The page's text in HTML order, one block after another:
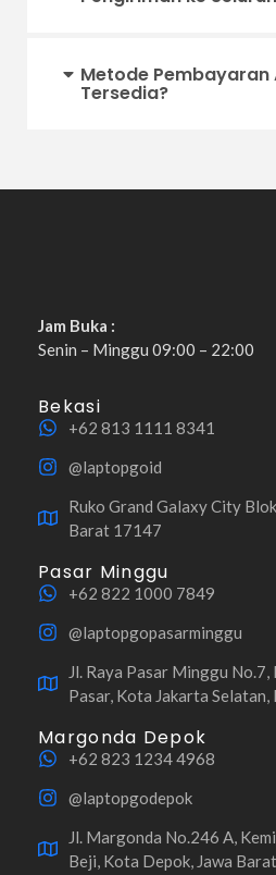
Metode Pembayaran
Tersedia?
Jam Buka :
Senin – Minggu 09:00 – 22:00
Bekasi
+62 813 1111 8341
@laptopgoid
Ruko Grand Galaxy City
Barat 17147
Pasar Minggu
+62 822 1000 7849
@laptopgopasarminggu
Jl. Raya Pasar Minggu No.7,
Pasar, Kota Jakarta
Margonda Depok
+62 823 1234 4968
@laptopgodepok
Jl. Margonda No.246 A,
Beji, Kota Depok, Jawa